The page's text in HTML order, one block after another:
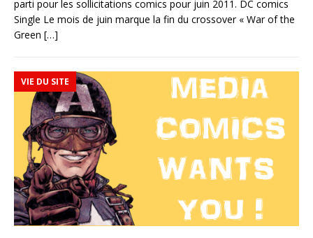
parti pour les sollicitations comics pour juin 2011. DC comics
Single Le mois de juin marque la fin du crossover « War of the
Green […]
VIE DU SITE